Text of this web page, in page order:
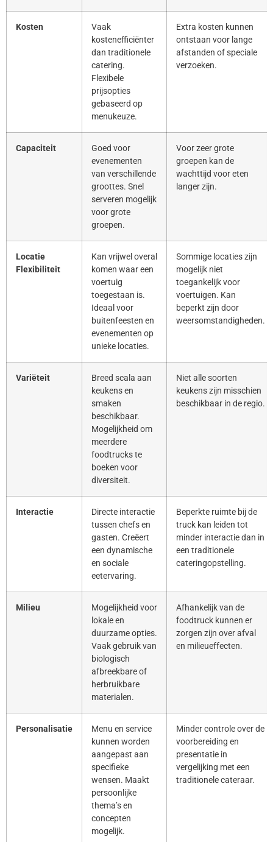
Kosten
Vaak
kostenefficiënter
dan traditionele
catering.
Flexibele
prijsopties
gebaseerd op
menukeuze.
Extra kosten kunnen
ontstaan voor lange
afstanden of speciale
verzoeken.
Capaciteit
Goed voor
evenementen
van verschillende
groottes. Snel
serveren mogelijk
voor grote
groepen.
Voor zeer grote
groepen kan de
wachttijd voor eten
langer zijn.
Locatie
Flexibiliteit
Kan vrijwel overal
komen waar een
voertuig
toegestaan is.
Ideaal voor
buitenfeesten en
evenementen op
unieke locaties.
Sommige locaties zijn
mogelijk niet
toegankelijk voor
voertuigen. Kan
beperkt zijn door
weersomstandigheden.
Variëteit
Breed scala aan
keukens en
smaken
beschikbaar.
Mogelijkheid om
meerdere
foodtrucks te
boeken voor
diversiteit.
Niet alle soorten
keukens zijn misschien
beschikbaar in de regio.
Interactie
Directe interactie
tussen chefs en
gasten. Creëert
een dynamische
en sociale
eetervaring.
Beperkte ruimte bij de
truck kan leiden tot
minder interactie dan in
een traditionele
cateringopstelling.
Milieu
Mogelijkheid voor
lokale en
duurzame opties.
Vaak gebruik van
biologisch
afbreekbare of
herbruikbare
materialen.
Afhankelijk van de
foodtruck kunnen er
zorgen zijn over afval
en milieueffecten.
Personalisatie
Menu en service
kunnen worden
aangepast aan
specifieke
wensen. Maakt
persoonlijke
thema’s en
concepten
mogelijk.
Minder controle over de
voorbereiding en
presentatie in
vergelijking met een
traditionele cateraar.